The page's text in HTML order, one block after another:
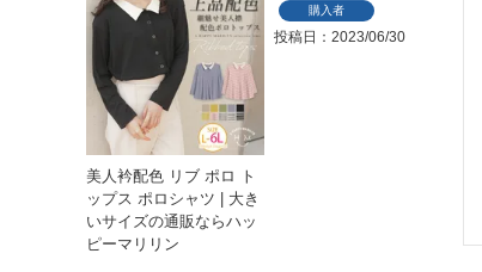
美人衿配色 リブ ポロ ト
ップス ポロシャツ | 大き
いサイズの通販ならハッ
ピーマリリン
購入者
投稿日 2023/06/30